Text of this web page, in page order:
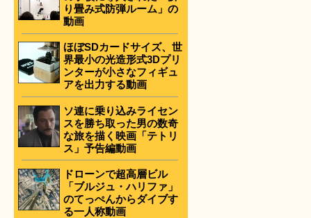
り畳み式防弾ルーム」の
動画
ほぼSDカードサイズ、世
界最小の光造形式3Dプリ
ンターが小さなフィギュ
アを出力する動画
ソ連に乗り込みライセン
スを勝ち取った男の数奇
な旅を描く映画「テトリ
ス」予告編動画
ドローンで超高層ビル
「ブルジュ・ハリファ」
のてっぺんからダイブす
る一人称動画